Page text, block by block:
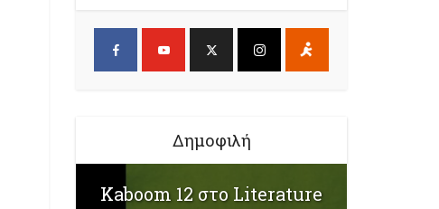
Δημοφιλή
Kaboom 12 στο Literature